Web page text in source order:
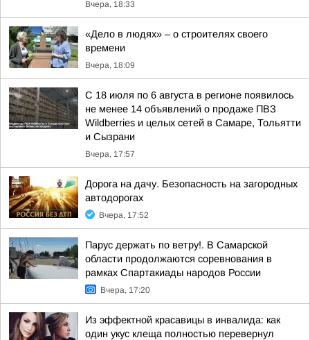
Вчера, 18:33
«Дело в людях» – о строителях своего
времени
Вчера, 18:09
С 18 июля по 6 августа в регионе появилось
не менее 14 объявлений о продаже ПВЗ
Wildberries и целых сетей в Самаре, Тольятти
и Сызрани
Вчера, 17:57
Дорога на дачу. Безопасность на загородных
автодорогах
Вчера, 17:52
Парус держать по ветру!. В Самарской
области продолжаются соревнования в
рамках Спартакиады народов России
Вчера, 17:20
Из эффектной красавицы в инвалида: как
один укус клеща полностью перевернул